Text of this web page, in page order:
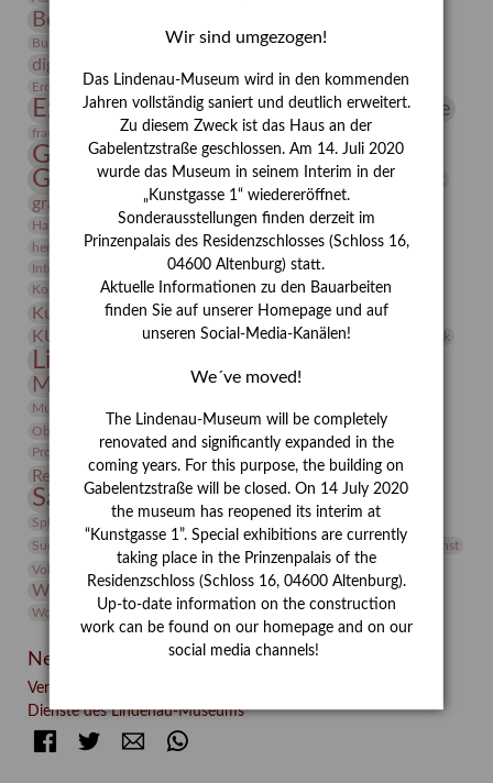
Bernhard August von Lindenau
Burg Posterstein Conrad Felixmüller Depot
digitallabor
Erdmann Julius Dietrich
Erlebnisportal estrusker Exlibris
Expressionismus Festrede Florenz Fotografie
frauen Frauen in der Antike und heute
Gerhard-Altenbourg-Preis
Gerhard Altenbourg
Gerhard Kurt Müller
grafische sammlung griechische Mythologie
Hanns-Conon von der Gabelentz Heinrich Kirchhoff Heldinnen
herman de vries Humboldt
Insekten
Integriertes Schädlingsmanagement
Italien Jahresempfang
Kolosseum
Kooperationsausstellung Korkmodelle Kunst
Kunstmuseum Kunstvermittlung Kunst von Kühl
KUNSTWAND Kurs Künstler Künstlerin Lehmbruck
Lindenau-Museum
Museumsgeschichte Museumsnacht
Museumspädagogik Natur
Objekt im Fokus
Phelloplastik
Pohlhof
Provenienz
Provenienzforschung
Restaurierung Rudi Lesser Ruth Wolf-Rehfeld
Sammlung Samstagszeichner Skulptur
Sonderausstellung
Sphinx
studio Studio Bildende Kunst
Suermondt-Ludwig-Museum
Vermittlung
Videokunst
Volontariat
Walter Rheiner Werefkin
Werkbetrachtung Winter Wissenschaft
Wolf and Dog
Wolf und Hund
Zirkuswoche
Neueste Beiträge
Verschenkt, verkauft, vergessen? – Kunstdetektivinnen im
Dienste des Lindenau-Museums
FacebookTwitter E-mail
Wir sind umgezogen!
Das Lindenau-Museum wird in den kommenden
Jahren vollständig saniert und deutlich erweitert.
Zu diesem Zweck ist das Haus an der
Gabelentzstraße geschlossen. Am 14. Juli 2020
wurde das Museum in seinem Interim in der
„Kunstgasse 1“ wiedereröffnet.
Sonderausstellungen finden derzeit im
Prinzenpalais des Residenzschlosses (Schloss 16,
04600 Altenburg) statt.
Aktuelle Informationen zu den Bauarbeiten
finden Sie auf unserer Homepage und auf
unseren Social-Media-Kanälen!
We´ve moved!
The Lindenau-Museum will be completely
renovated and significantly expanded in the
coming years. For this purpose, the building on
Gabelentzstraße will be closed. On 14 July 2020
the museum has reopened its interim at
“Kunstgasse 1”. Special exhibitions are currently
taking place in the Prinzenpalais of the
Residenzschloss (Schloss 16, 04600 Altenburg).
Up-to-date information on the construction
work can be found on our homepage and on our
social media channels!